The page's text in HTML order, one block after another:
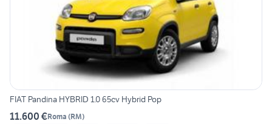
FIAT Pandina HYBRID 1.0 65cv Hybrid Pop
11.600 €Roma (RM)